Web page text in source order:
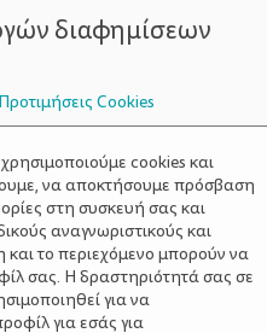
ΣΥΜΒΟΥΛΟΙ
διαφημίσεων
Προτιμήσεις Cookies
cookies και
να αποκτήσουμε πρόσβαση
στη συσκευή σας και
αναγνωριστικούς και
το περιεχόμενο μπορούν να
σας. Η δραστηριότητά σας σε
για να
για εσάς για